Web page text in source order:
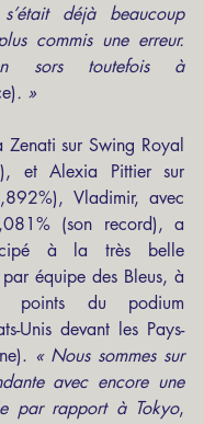
déjà beaucoup
commis une erreur.
sors toutefois à
. »
sur Swing Royal
et Alexia Pittier sur
Vladimir, avec
(son record), a
à la très belle
équipe des Bleus, à
points du podium
Unis devant les Pays-
« Nous sommes sur
avec encore une
par rapport à Tokyo,